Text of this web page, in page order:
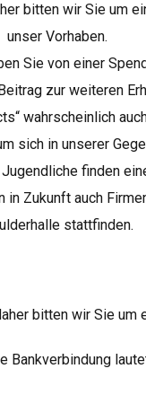
bitten wir Sie um
unser Vorhaben.
Sie von einer
zur weiteren
wahrscheinlich
sich in unserer
finden
in Zukunft auch
stattfinden.
bitten wir Sie um
Bankverbindung